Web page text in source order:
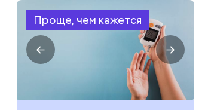
Проще, чем кажется